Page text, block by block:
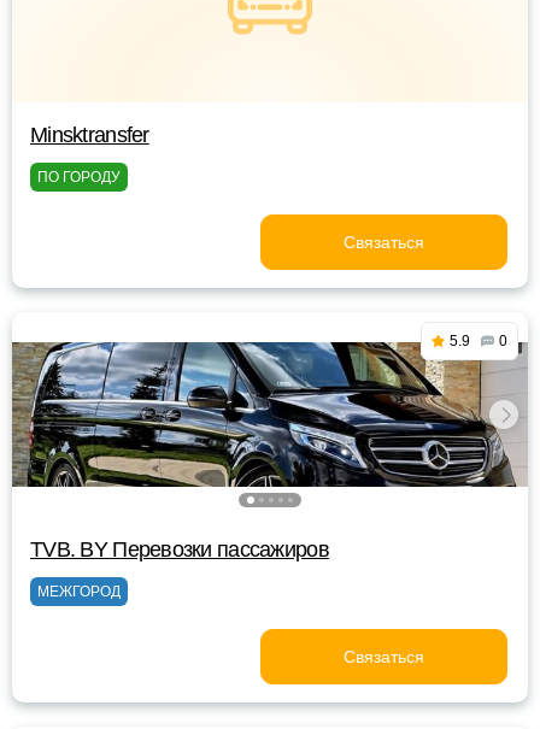
Minsktransfer
ПО ГОРОДУ
Связаться
5.9 0
TVB. BY Перевозки пассажиров
МЕЖГОРОД
Связаться